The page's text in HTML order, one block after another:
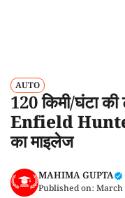
AUTO
120 किमी/घंटा
Enfield
का माइलेज
MAHIMA GUPTA
Published on: March